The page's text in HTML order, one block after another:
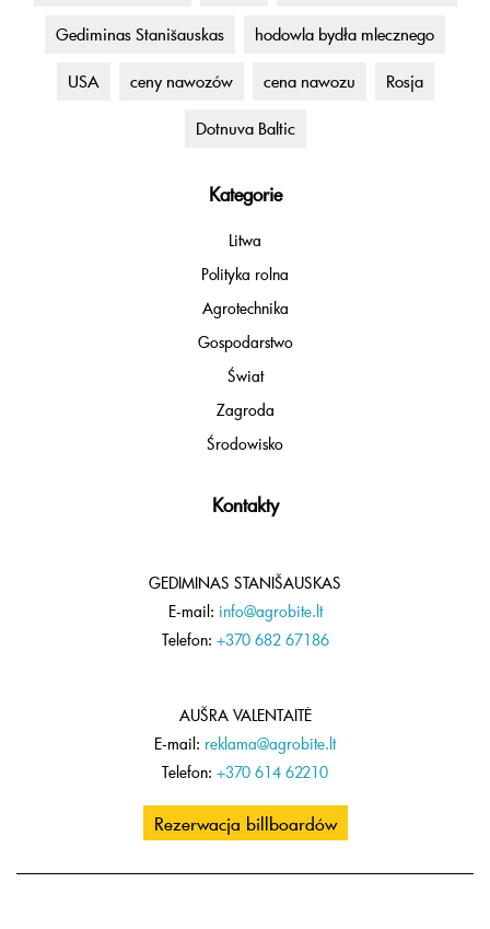
Gediminas Stanišauskas hodowla bydła mlecznego
USA ceny nawozów cena nawozu Rosja
Dotnuva Baltic
Kategorie
Litwa
Polityka rolna
Agrotechnika
Gospodarstwo
Świat
Zagroda
Środowisko
Kontakty
GEDIMINAS STANIŠAUSKAS
E-mail: info@agrobite.lt
Telefon: +370 682 67186
AUŠRA VALENTAITĖ
E-mail: reklama@agrobite.lt
Telefon: +370 614 62210
Rezerwacja billboardów